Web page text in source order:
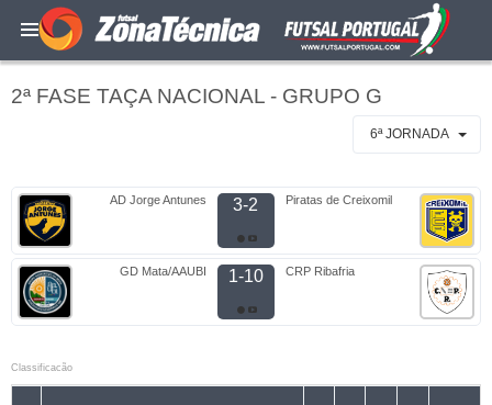
2ª FASE TAÇA NACIONAL - GRUPO G
6ª JORNADA
AD Jorge Antunes 3-2 Piratas de Creixomil
GD Mata/AAUBI 1-10 CRP Ribafria
Classificacão